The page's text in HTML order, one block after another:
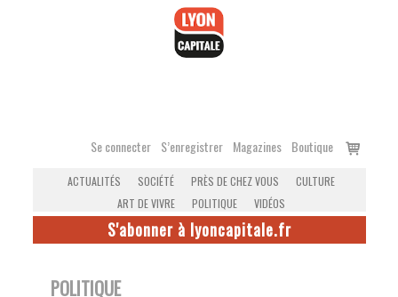
Se connecter S’enregistrer Magazines Boutique
Voir
ACTUALITÉS SOCIÉTÉ PRÈS DE CHEZ VOUS
CULTURE
ART DE VIVRE
POLITIQUE VIDÉOS
S'abonner à lyoncapitale.fr
POLITIQUE